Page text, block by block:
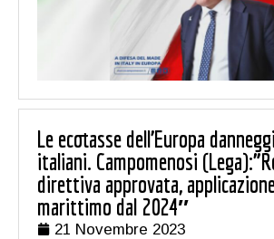
Le ecotasse dell’Europa
italiani. Campomenosi
direttiva approvata,
marittimo dal 2024″
21 Novembre 2023